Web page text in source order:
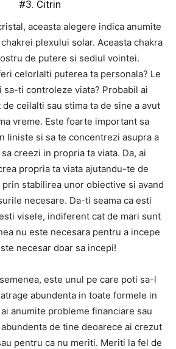
#3. Citrin
aceasta alegere indica anumite
plexului solar. Aceasta chakra
de putere si sediul vointei.
celorlalti puterea ta personala? Le
ti controleze viata? Probabil ai
ceilalti sau stima ta de sine a avut
vreme. Este foarte important sa
liniste si sa te concentrezi asupra a
creezi in propria ta viata. Da, ai
propria ta viata ajutandu-te de
stabilirea unor obiective si avand
necesare. Da-ti seama ca esti
visele, indiferent cat de mari sunt
nu este necesara pentru a incepe
necesar doar sa incepi!
este unul pe care poti sa-l
abundenta in toate formele in
anumite probleme financiare sau
de tine deoarece ai crezut
pentru ca nu meriti. Meriti la fel de